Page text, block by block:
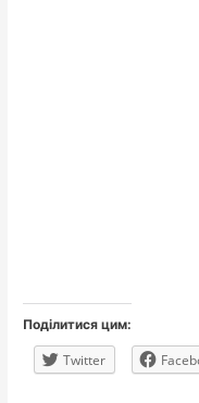
Поділитися цим:
Twitter